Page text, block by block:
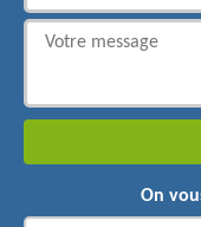
On